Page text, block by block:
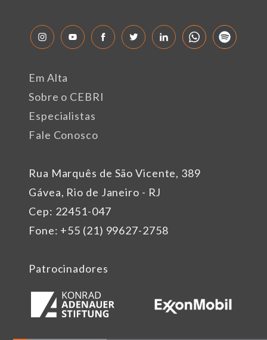
Rua Marquês de São Vicente, 389
Gávea, Rio de Janeiro - RJ
Cep: 22451-047
Fone: +55 (21) 99627-2758
Em Alta
Sobre o CEBRI
Especialistas
Fale Conosco
Patrocinadores